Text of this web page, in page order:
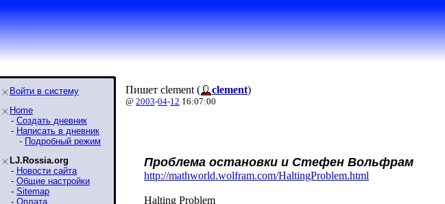
Войти в систему
Home
- Создать дневник
- Написать в дневник
- Подробный режим
LJ.Rossia.org
- Новости сайта
- Общие настройки
- Sitemap
- Оплата
Пишет clement ( clement)
@ 2003-04-12 16:07:00
Проблема остановки и Стефен Вольфрам
http://mathworld.wolfram.com/HaltingProblem.html
Halting Problem